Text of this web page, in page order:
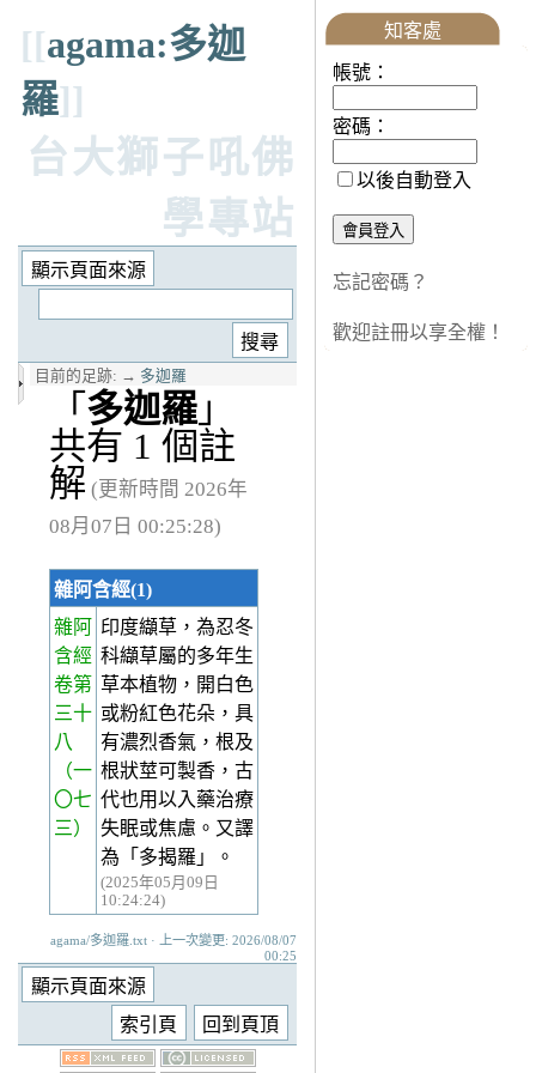
[[agama:多迦
羅]]
台大獅子吼佛
學專站
目前的足跡: → 多迦羅
「 多迦羅 」
共有 1 個註
解 (更新時間 2026年
08月07日 00:25:28)
雜阿含經(1)
雜阿
含經
卷第
三十
八
（一
〇七
三）
印度纈草，為忍冬
科纈草屬的多年生
草本植物，開白色
或粉紅色花朵，具
有濃烈香氣，根及
根狀莖可製香，古
代也用以入藥治療
失眠或焦慮。又譯
為「多揭羅」。
(2025年05月09日
10:24:24)
agama/多迦羅.txt · 上一次變更: 2026/08/07
00:25
知客處
帳號：
密碼：
以後自動登入
忘記密碼？
歡迎註冊以享全權！